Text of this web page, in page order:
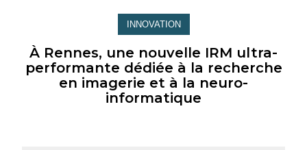
INNOVATION
À Rennes, une nouvelle IRM ultra-
performante dédiée à la recherche
en imagerie et à la neuro-
informatique